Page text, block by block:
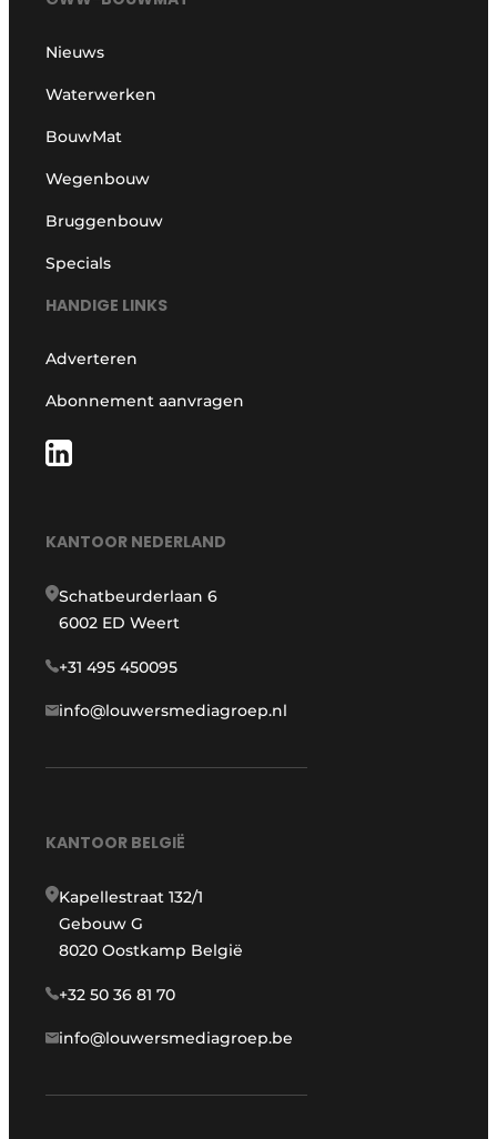
Nieuws
Waterwerken
BouwMat
Wegenbouw
Bruggenbouw
Specials
HANDIGE LINKS
Adverteren
Abonnement aanvragen
KANTOOR NEDERLAND
Schatbeurderlaan 6
6002 ED Weert
+31 495 450095
info@louwersmediagroep.nl
KANTOOR BELGIË
Kapellestraat 132/1
Gebouw G
8020 Oostkamp België
+32 50 36 81 70
info@louwersmediagroep.be